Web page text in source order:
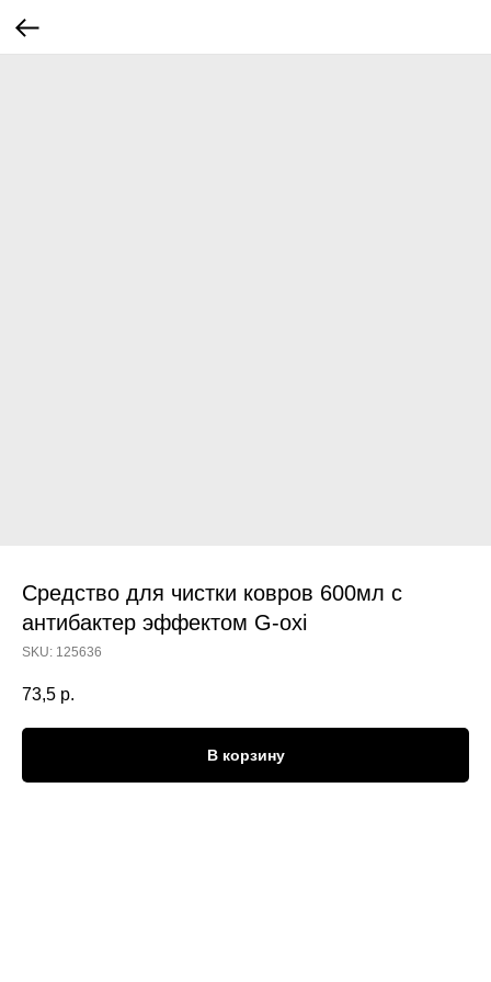
Средство для чистки ковров 600мл с
антибактер эффектом G-oxi
SKU: 125636
73,5 р.
В корзину